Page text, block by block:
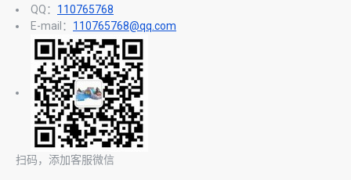
QQ： 110765768
E-mail： 110765768@qq.com
扫码，添加客服微信